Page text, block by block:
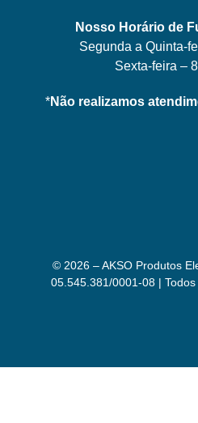
Nosso Horário de
Segunda a Quinta-
Sexta-feira –
*Não realizamos
© 2026 – AKSO Produtos
05.545.381/0001-08 |